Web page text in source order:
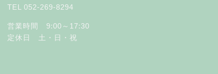
TEL 052-269-8294
営業時間 9:00～17:30
定休日 土・日・祝